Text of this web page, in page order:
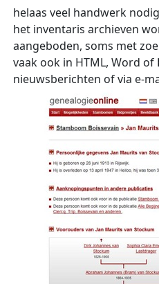
helaas veel handwerk
het inventaris archieven
aangeboden, soms met
vaak ook in HTML, Word of
nieuwsberichten of via e-